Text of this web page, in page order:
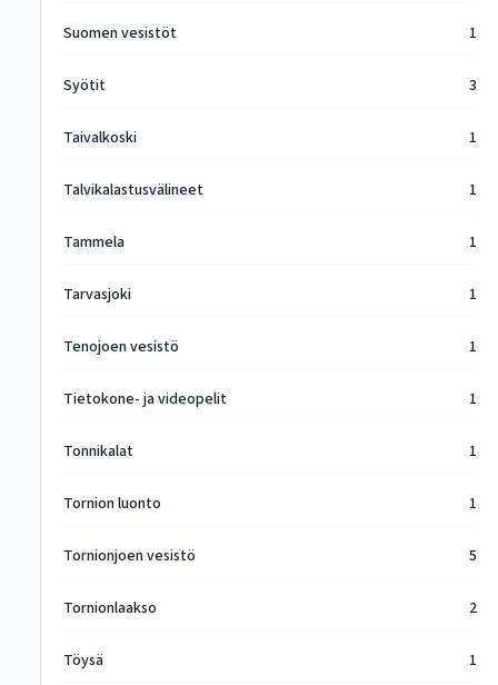
Suomen vesistöt 1
Syötit 3
Taivalkoski 1
Talvikalastusvälineet 1
Tammela 1
Tarvasjoki 1
Tenojoen vesistö 1
Tietokone- ja videopelit 1
Tonnikalat 1
Tornion luonto 1
Tornionjoen vesistö 5
Tornionlaakso 2
Töysä 1